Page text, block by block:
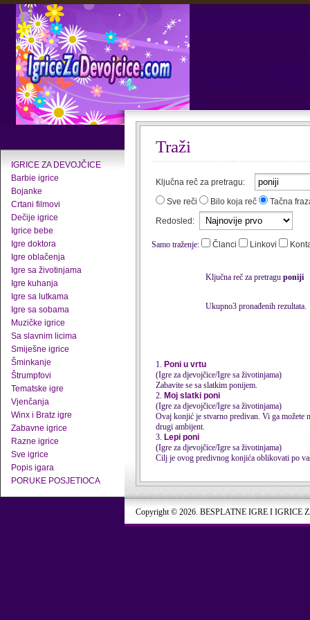
IGRICE ZA DEVOJČICE
Barbie igrice
Bojanke
Crtani filmovi
Dečije igrice
Igrice bebe
Igre doktora
Igre oblačenja
Igre sa životinjama
Igre kuhanja
Igre sa lutkama
Igre sa sobama
Muzičke igrice
Sa slavnim licima
Smiješne igrice
Šminkanje
Štrumpfovi
Tematske igre
Vjenčanja
Winx i Bratz igre
Zabavne igrice
Razne igrice
Sve igrice
Popis igara
PORUKE POSJETIOCA
Traži
Ključna reč za pretragu:
Sve reči
Bilo koja reč
Tačna
Redosled:
Samo traženje: Članci Linkovi
Ključna reč za pretragu poniji
Ukupno3 pronađenih rezultata.
1. Poni u vrtu
(Igre za djevojčice/Igre sa životinjama)
Zabavite se sa slatkim ponijem.
2. Moj slatki poni
(Igre za djevojčice/Igre sa životinjama)
Ovaj konjić je stvarno predivan. Vi ga možete
drugi ambijent.
3. Lepi poni
(Igre za djevojčice/Igre sa životinjama)
Cilj je ovog predivnog konjića oblikovati po
Copyright © 2026. BESPLATNE IGRE I IGRICE